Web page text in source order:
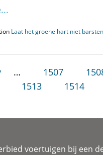
Laat het groene hart niet barsten
… 1507
1513
1514
voertuigen bij een